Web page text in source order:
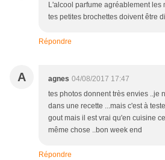
L'alcool parfume agréablement les
tes petites brochettes doivent être
Répondre
A agnes 04/08/2017 17:47
tes photos donnent très envies ..je
dans une recette ...mais c'est à
gout mais il est vrai qu'en cuisine
même chose ..bon week end
Répondre